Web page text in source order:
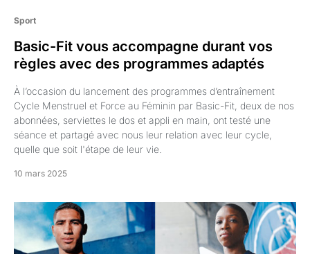
Sport
Basic-Fit vous accompagne durant vos
règles avec des programmes adaptés
À l’occasion du lancement des programmes d’entraînement
Cycle Menstruel et Force au Féminin par Basic-Fit, deux de nos
abonnées, serviettes le dos et appli en main, ont testé une
séance et partagé avec nous leur relation avec leur cycle,
quelle que soit l'étape de leur vie.
10 mars 2025